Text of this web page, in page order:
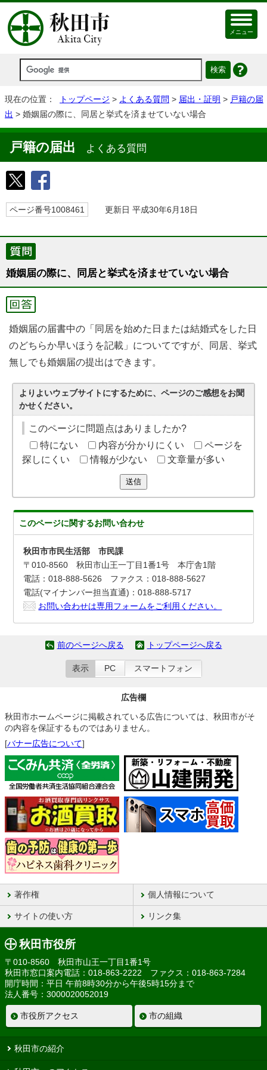
メニュー
現在の位置： トップページ > よくある質問 > 届出・証明 > 戸籍の届
出 > 婚姻届の際に、同居と挙式を済ませていない場合
戸籍の届出 よくある質問
ページ番号1008461 更新日 平成30年6月18日
婚姻届の際に、同居と挙式を済ませていない場合
婚姻届の届書中の「同居を始めた日または結婚式をした日
のどちらか早いほうを記載」についてですが、同居、挙式
無しでも婚姻届の提出はできます。
よりよいウェブサイトにするために、ページのご感想をお聞
かせください。
このページに問題点はありましたか?
特にない
内容が分かりにくい
ページを
探しにくい
情報が少ない 文章量が多い
送信
このページに関するお問い合わせ
秋田市市民生活部 市民課
〒010-8560 秋田市山王一丁目1番1号 本庁舎1階
電話：018-888-5626 ファクス：018-888-5627
電話(マイナンバー担当直通)：018-888-5717
お問い合わせは専用フォームをご利用ください。
前のページへ戻る トップページへ戻る
表示 PC スマートフォン
広告欄
秋田市ホームページに掲載されている広告については、秋田市がそ
の内容を保証するものではありません。
[バナー広告について]
著作権 個人情報について
サイトの使い方 リンク集
秋田市役所
〒010-8560 秋田市山王一丁目1番1号
秋田市窓口案内電話：018-863-2222 ファクス：018-863-7284
開庁時間：平日 午前8時30分から午後5時15分まで
法人番号：3000020052019
市役所アクセス 市の組織
秋田市の紹介